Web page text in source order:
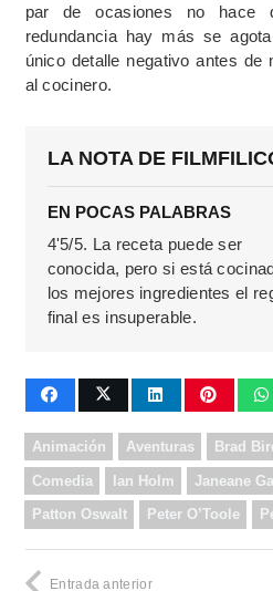
par de ocasiones no hace
redundancia hay más se
único detalle negativo antes de
al cocinero.
LA NOTA DE
EN POCAS PALABRAS
4'5/5. La receta puede ser
conocida, pero si está
los mejores ingredientes el
final es insuperable.
Animación Aventuras Brad
Comedia Ian Holm Janeane
Patton Oswalt Peter O’Toole
Entrada anterior